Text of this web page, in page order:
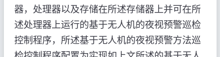
器，处理器以及存储在所述存储器上并可在所
述处理器上运行的基于无人机的夜视预警巡检
控制程序，所述基于无人机的夜视预警方法巡